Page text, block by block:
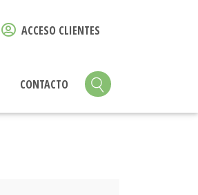
ACCESO CLIENTES
CONTACTO